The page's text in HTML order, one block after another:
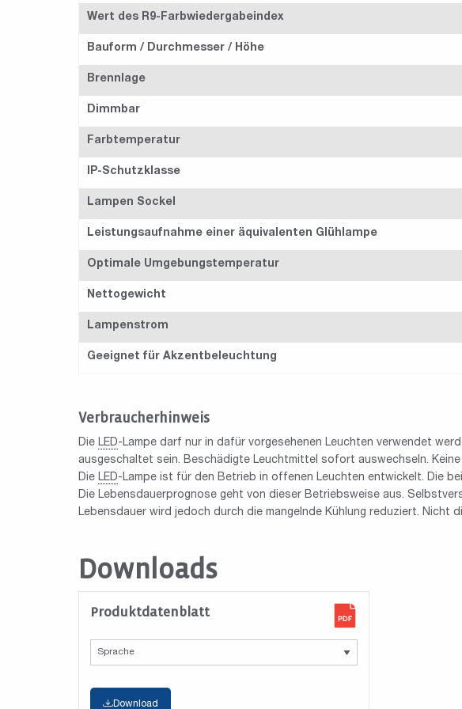
Wert des R9-Farbwiedergabeindex
Bauform / Durchmesser / Höhe
Brennlage
Dimmbar
Farbtemperatur
IP-Schutzklasse
Lampen Sockel
Leistungsaufnahme einer äquivalenten Glühlampe
Optimale Umgebungstemperatur
Nettogewicht
Lampenstrom
Geeignet für Akzentbeleuchtung
Verbraucherhinweis
Die LED-Lampe darf nur in dafür vorgesehenen Leuchten verwendet
ausgeschaltet sein. Beschädigte Leuchtmittel sofort auswechseln.
Die LED-Lampe ist für den Betrieb in offenen Leuchten entwickelt. Die
Die Lebensdauerprognose geht von dieser Betriebsweise aus.
Lebensdauer wird jedoch durch die mangelnde Kühlung reduziert. Nicht
Downloads
Produktdatenblatt
Download